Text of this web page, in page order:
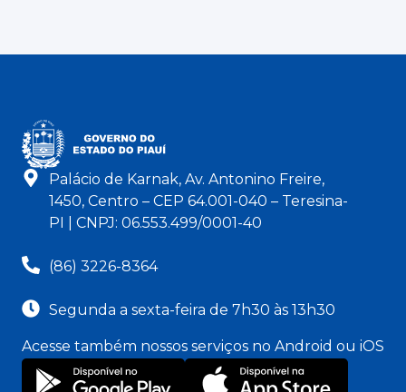
Palácio de Karnak, Av. Antonino Freire,
1450, Centro – CEP 64.001-040 – Teresina-
PI | CNPJ: 06.553.499/0001-40
(86) 3226-8364
Segunda a sexta-feira de 7h30 às 13h30
Acesse também nossos serviços no Android ou iOS